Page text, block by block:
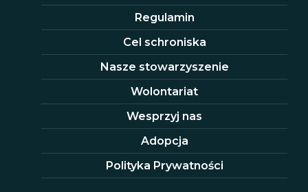
Regulamin
Cel schroniska
Nasze stowarzyszenie
Wolontariat
Wesprzyj nas
Adopcja
Polityka Prywatności